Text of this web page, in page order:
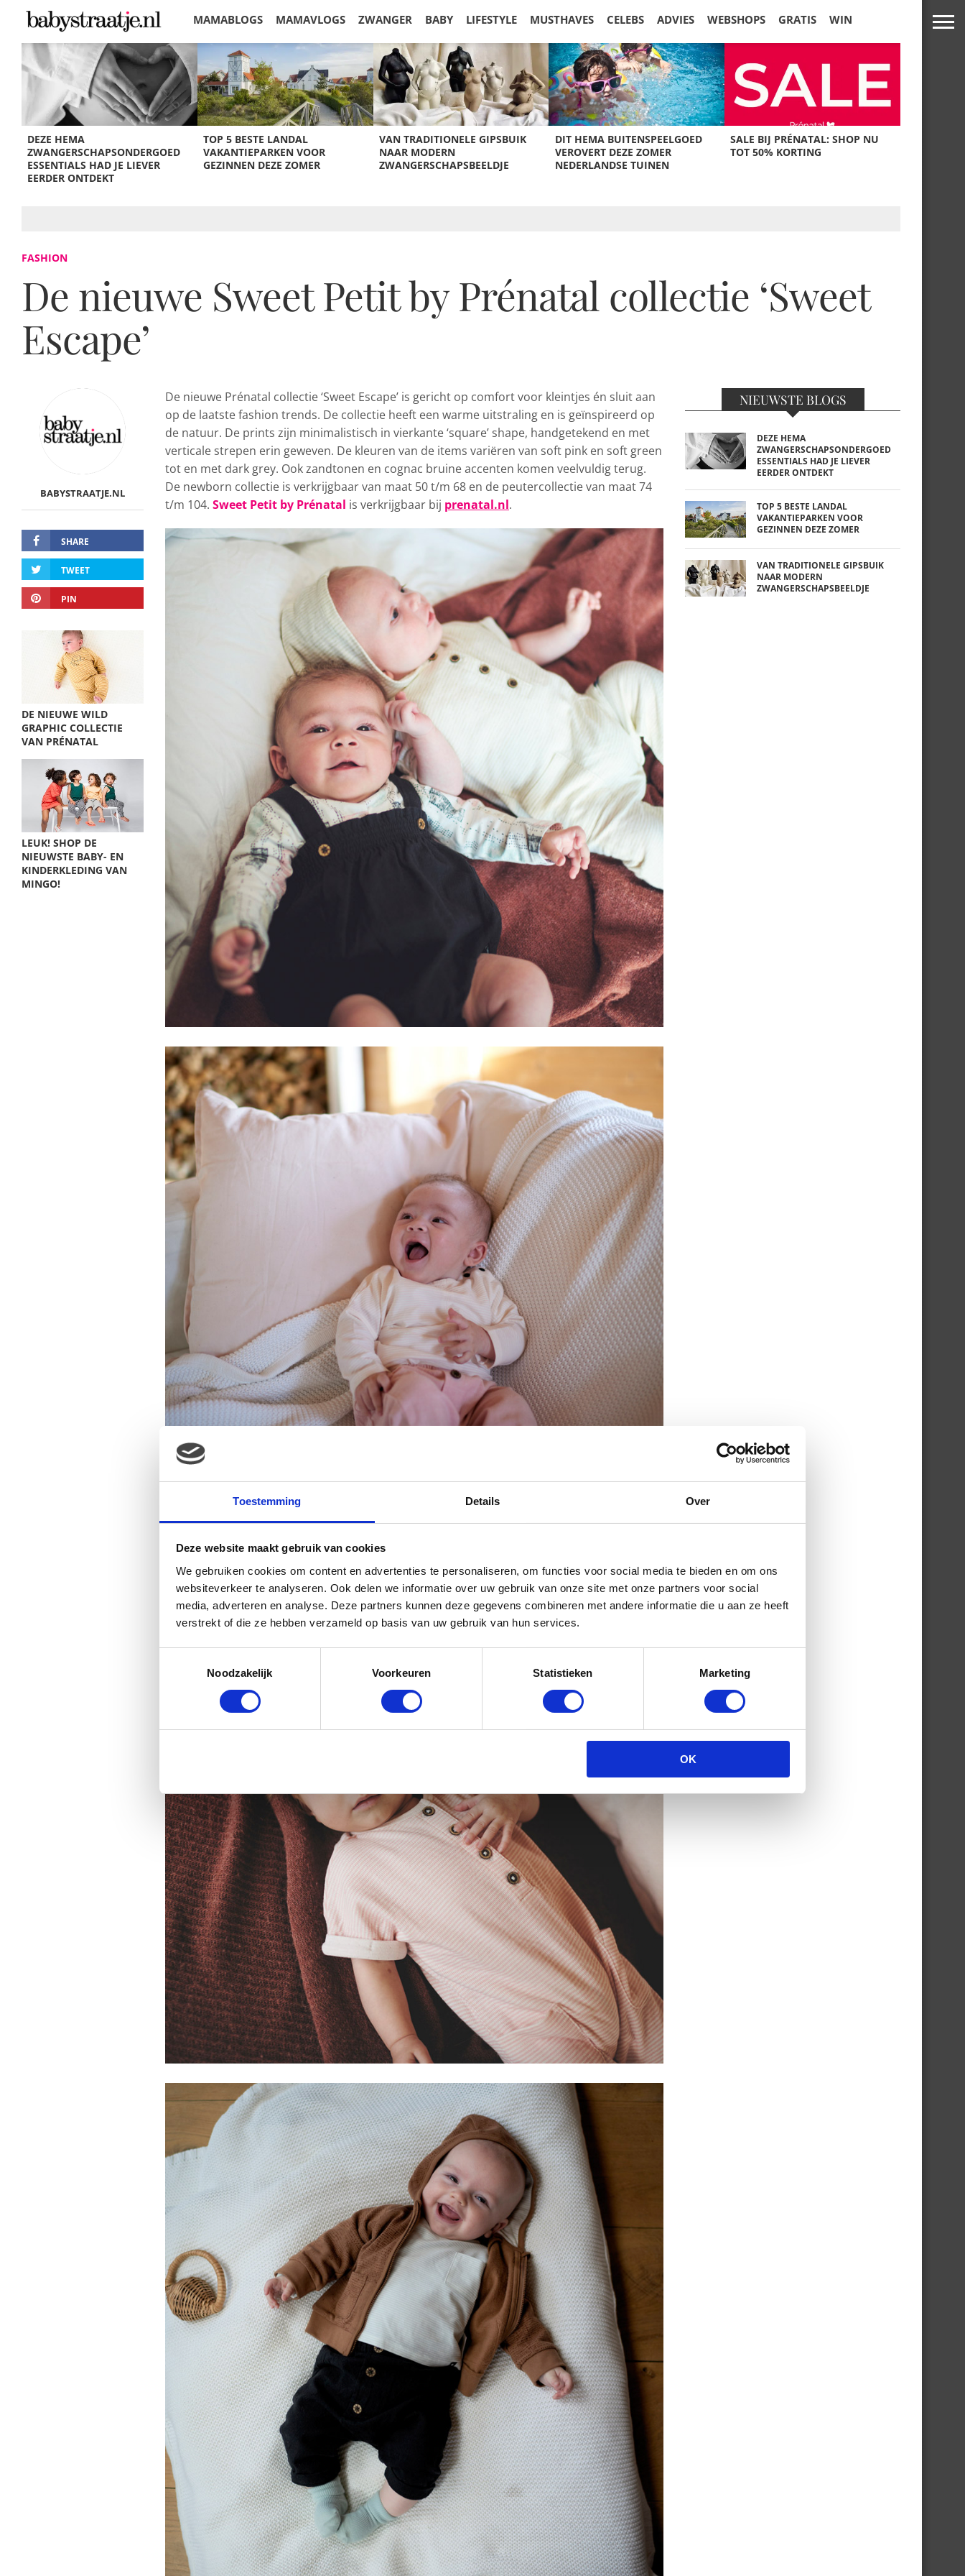
Toestemming Details Over
Deze website maakt gebruik van cookies
We gebruiken cookies om content en advertenties te personaliseren, om functies voor social media te bieden en om ons
websiteverkeer te analyseren. Ook delen we informatie over uw gebruik van onze site met onze partners voor social
media, adverteren en analyse. Deze partners kunnen deze gegevens combineren met andere informatie die u aan ze heeft
verstrekt of die ze hebben verzameld op basis van uw gebruik van hun services.
Noodzakelijk
Voorkeuren Statistieken Marketing
OK
MAMABLOGS MAMAVLOGS ZWANGER BABY LIFESTYLE MUSTHAVES CELEBS ADVIES WEBSHOPS GRATIS WIN
KORTINGEN
DEZE HEMA
ZWANGERSCHAPSONDERGOED
ESSENTIALS HAD JE LIEVER
EERDER ONTDEKT
TOP 5 BESTE LANDAL
VAKANTIEPARKEN VOOR
GEZINNEN DEZE ZOMER
VAN TRADITIONELE GIPSBUIK
NAAR MODERN
ZWANGERSCHAPSBEELDJE
DIT HEMA BUITENSPEELGOED
VEROVERT DEZE ZOMER
NEDERLANDSE TUINEN
SALE BIJ PRÉNATAL: SHOP NU
TOT 50% KORTING
FASHION
De nieuwe Sweet Petit by Prénatal collectie ‘Sweet
Escape’
BABYSTRAATJE.NL
SHARE
TWEET
PIN
DE NIEUWE WILD
GRAPHIC COLLECTIE
VAN PRÉNATAL
LEUK! SHOP DE
NIEUWSTE BABY- EN
KINDERKLEDING VAN
MINGO!
De nieuwe Prénatal collectie ‘Sweet Escape’ is gericht op comfortvoor kleintjes én sluit aan
op de laatste fashion trends. De collectie heeft een warme uitstraling en is geïnspireerd op
de natuur. De prints zijn minimalistisch in vierkante ‘square’ shape, handgetekend en met
verticale strepen erin geweven. De kleuren van de items variëren van soft pink en soft green
tot en met dark grey. Ook zandtonen en cognac bruine accenten komen veelvuldig terug.
De newborn collectie is verkrijgbaar van maat 50 t/m 68 en de peutercollectie van maat 74
t/m 104. Sweet Petit by Prénatal is verkrijgbaar bij prenatal.nl.
NIEUWSTE BLOGS
DEZE HEMA
ZWANGERSCHAPSONDERGOED
ESSENTIALS HAD JE LIEVER
EERDER ONTDEKT
TOP 5 BESTE LANDAL
VAKANTIEPARKEN VOOR
GEZINNEN DEZE ZOMER
VAN TRADITIONELE GIPSBUIK
NAAR MODERN
ZWANGERSCHAPSBEELDJE